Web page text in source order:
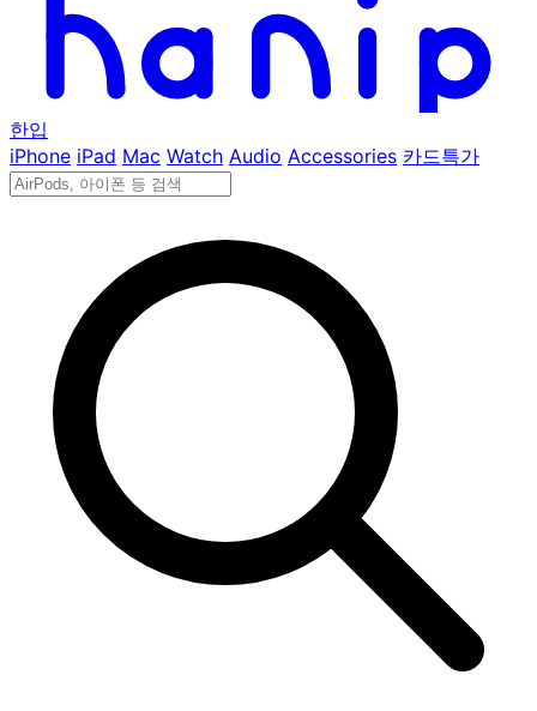
한입
iPhone iPad Mac Watch Audio Accessories 카드특가